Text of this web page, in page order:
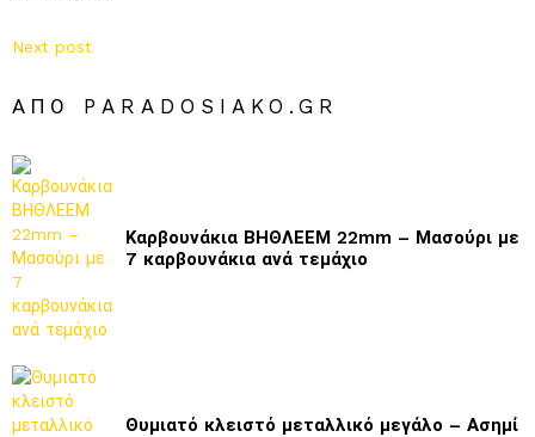
Next post
ΑΠΌ PARADOSIAKO.GR
Καρβουνάκια ΒΗΘΛΕΕΜ 22mm – Μασούρι με
7 καρβουνάκια ανά τεμάχιο
Θυμιατό κλειστό μεταλλικό μεγάλο – Ασημί